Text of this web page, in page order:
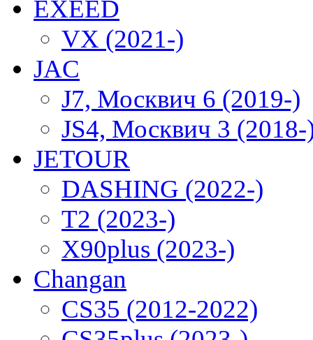
EXEED
VX (2021-)
JAC
J7, Москвич 6 (2019-)
JS4, Москвич 3 (2018-
JETOUR
DASHING (2022-)
T2 (2023-)
X90plus (2023-)
Changan
CS35 (2012-2022)